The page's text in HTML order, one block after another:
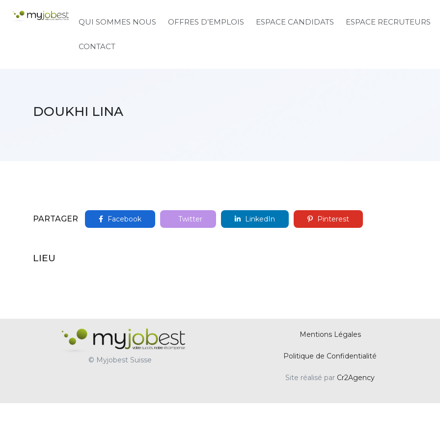
QUI SOMMES NOUS OFFRES D’EMPLOIS ESPACE CANDIDATS ESPACE RECRUTEURS
CONTACT
DOUKHI LINA
PARTAGER Facebook Twitter LinkedIn Pinterest
LIEU
© Myjobest Suisse
Mentions Légales
Politique de Confidentialité
Site réalisé par Cr2Agency